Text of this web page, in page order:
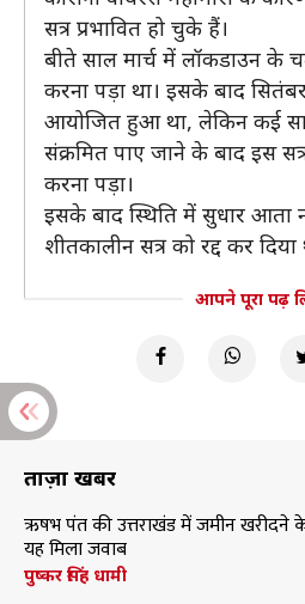
सत्र प्रभावित हो चुके हैं।
बीते साल मार्च में लॉकडाउन के
करना पड़ा था। इसके बाद
आयोजित हुआ था, लेकिन कई
संक्रमित पाए जाने के बाद इस
करना पड़ा।
इसके बाद स्थिति में सुधार आता
शीतकालीन सत्र को रद्द कर दिया
आपने पूरा पढ़
ताज़ा खबरें
ऋषभ पंत की उत्तराखंड में जमीन खरीदने
यह मिला जवाब
पुष्कर सिंह धामी